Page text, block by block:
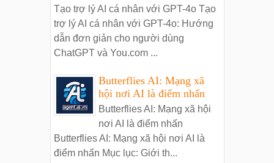
Tạo trợ lý AI cá nhân với GPT-4o Tạo
trợ lý AI cá nhân với GPT-4o: Hướng
dẫn đơn giản cho người dùng
ChatGPT và You.com ...
Butterflies AI: Mạng xã
hội nơi AI là điểm nhấn
Butterflies AI: Mạng xã hội
nơi AI là điểm nhấn
Butterflies AI: Mạng xã hội nơi AI là
điểm nhấn Mục lục: Giới th...